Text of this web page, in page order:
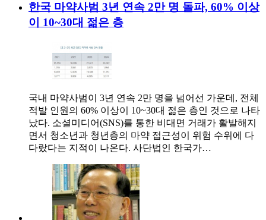
한국 마약사범 3년 연속 2만 명 돌파, 60% 이상
이 10~30대 젊은 층
국내 마약사범이 3년 연속 2만 명을 넘어선 가운데, 전체
적발 인원의 60% 이상이 10~30대 젊은 층인 것으로 나타
났다. 소셜미디어(SNS)를 통한 비대면 거래가 활발해지
면서 청소년과 청년층의 마약 접근성이 위험 수위에 다
다랐다는 지적이 나온다. 사단법인 한국가…